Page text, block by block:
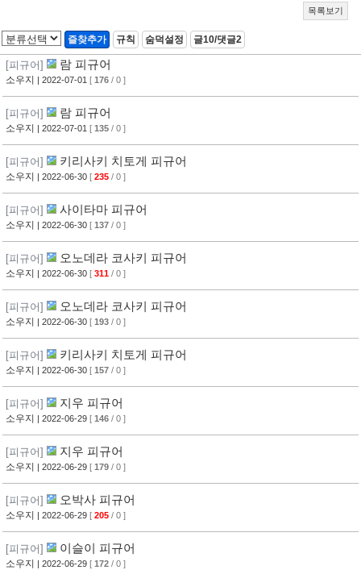
목록보기
즐찾추가 규칙 숨덕설정 글10/댓글2
[피규어] 람 피규어
소우지 | 2022-07-01 [ 176 / 0 ]
[피규어] 람 피규어
소우지 | 2022-07-01 [ 135 / 0 ]
[피규어] 키리사키 치토게 피규어
소우지 | 2022-06-30 [ 235 / 0 ]
[피규어] 사이타마 피규어
소우지 | 2022-06-30 [ 137 / 0 ]
[피규어] 오노데라 코사키 피규어
소우지 | 2022-06-30 [ 311 / 0 ]
[피규어] 오노데라 코사키 피규어
소우지 | 2022-06-30 [ 193 / 0 ]
[피규어] 키리사키 치토게 피규어
소우지 | 2022-06-30 [ 157 / 0 ]
[피규어] 지우 피규어
소우지 | 2022-06-29 [ 146 / 0 ]
[피규어] 지우 피규어
소우지 | 2022-06-29 [ 179 / 0 ]
[피규어] 오박사 피규어
소우지 | 2022-06-29 [ 205 / 0 ]
[피규어] 이슬이 피규어
소우지 | 2022-06-29 [ 172 / 0 ]